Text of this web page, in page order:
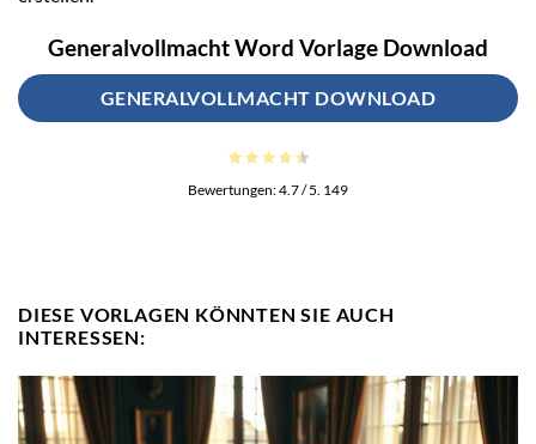
Generalvollmacht Word Vorlage Download
GENERALVOLLMACHT DOWNLOAD
Bewertungen:4.7/ 5. 149
DIESE VORLAGEN KÖNNTEN SIE AUCH
INTERESSEN: